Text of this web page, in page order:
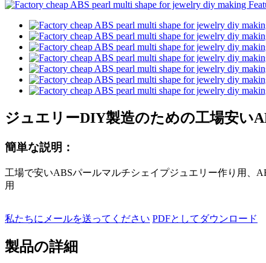
ジュエリーDIY製造のための工場安い
簡単な説明：
工場で安いABSパールマルチシェイプジュエリー作り用、
用
私たちにメールを送ってください PDFとしてダウンロード
製品の詳細